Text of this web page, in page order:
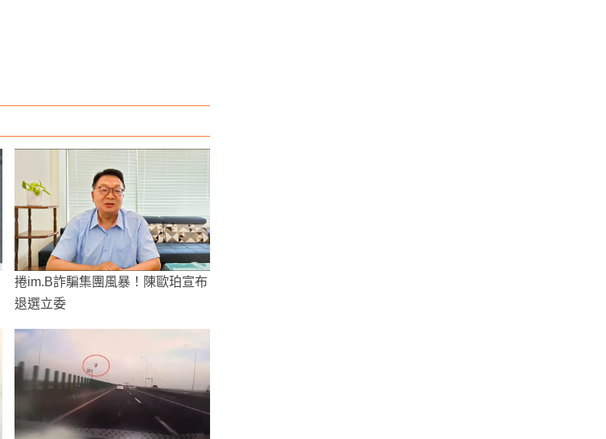
捲im.B詐騙集團風暴！陳歐珀宣布
退選立委